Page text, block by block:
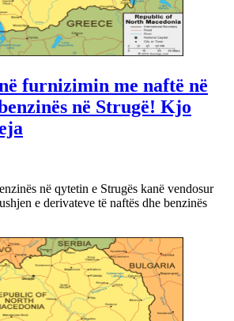
furnizimin me naftë në
në Strugë! Kjo
në qytetin e Strugës kanë vendosur
e derivateve të naftës dhe benzinës